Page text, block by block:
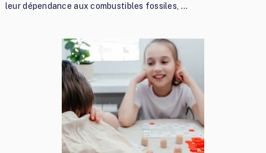
leur dépendance aux combustibles fossiles, …